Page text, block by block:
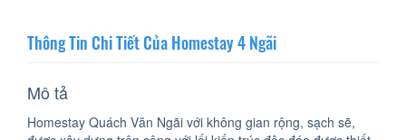
Thông Tin Chi Tiết Của Homestay 4 Ngãi
Mô tả
Homestay Quách Văn Ngãi với không gian rộng, sạch sẽ,